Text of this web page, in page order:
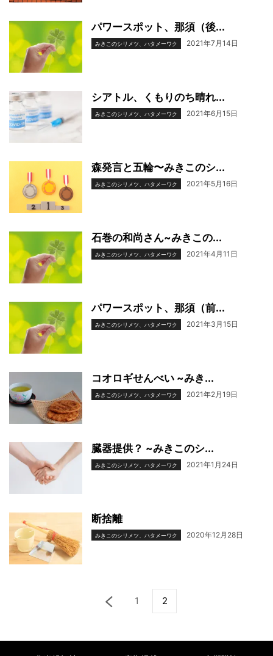
パワースポット、那須（後...
みきこのシリメツ、ハタメーワク 2021年7月14日
シアトル、くもりのち晴れ...
みきこのシリメツ、ハタメーワク 2021年6月15日
森発言と五輪〜みきこのシ...
みきこのシリメツ、ハタメーワク 2021年5月16日
石巻の和尚さん~みきこの...
みきこのシリメツ、ハタメーワク 2021年4月11日
パワースポット、那須（前...
みきこのシリメツ、ハタメーワク 2021年3月15日
コオロギせんべい ~みき...
みきこのシリメツ、ハタメーワク 2021年2月19日
臓器提供？ ~みきこのシ...
みきこのシリメツ、ハタメーワク 2021年1月24日
断捨離
みきこのシリメツ、ハタメーワク 2020年12月28日
1 2